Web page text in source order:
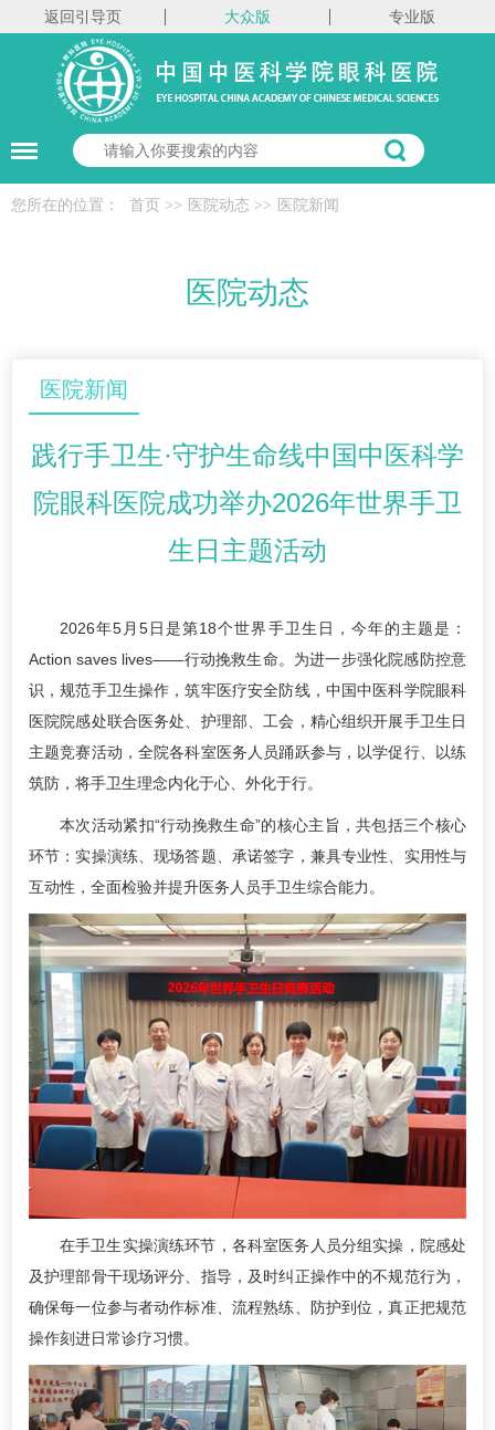
返回引导页 大众版 专业版
您所在的位置： 首页 >> 医院动态 >> 医院新闻
医院动态
医院新闻
践行手卫生·守护生命线中国中医科学
院眼科医院成功举办2026年世界手卫
生日主题活动
2026年5月5日是第18个世界手卫生日，今年的主题是：
Action saves lives——行动挽救生命。为进一步强化院感防控意
识，规范手卫生操作，筑牢医疗安全防线，中国中医科学院眼科
医院院感处联合医务处、护理部、工会，精心组织开展手卫生日
主题竞赛活动，全院各科室医务人员踊跃参与，以学促行、以练
筑防，将手卫生理念内化于心、外化于行。
本次活动紧扣“行动挽救生命”的核心主旨，共包括三个核心
环节：实操演练、现场答题、承诺签字，兼具专业性、实用性与
互动性，全面检验并提升医务人员手卫生综合能力。
在手卫生实操演练环节，各科室医务人员分组实操，院感处
及护理部骨干现场评分、指导，及时纠正操作中的不规范行为，
确保每一位参与者动作标准、流程熟练、防护到位，真正把规范
操作刻进日常诊疗习惯。